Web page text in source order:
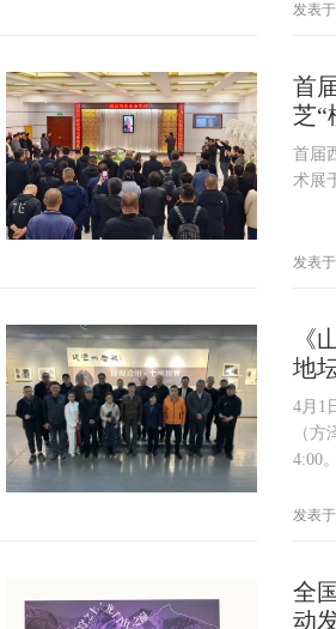
发表
首
芝“
首届
术展
发表
《
地
4月1
（
4:00
发表
全
动